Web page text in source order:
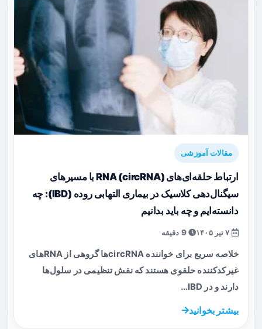
مقالات آموزشی
ارتباط حلقه‌ای‌های RNA (circRNA) با مسیرهای
سیگنال‌دهی کلاسیک در بیماری التهابی روده (IBD): چه
دانسته‌ایم و چه باید بدانیم
9 دقیقه
خلاصه سریع برای خواننده circRNAها گروهی از RNAهای
غیرکدکننده حلقوی هستند که نقش تنظیمی در سلول‌ها
دارند و در IBD…
بیشتر بخوانید